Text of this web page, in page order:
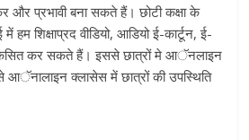
प्रभावी बना सकते हैं। छोटी कक्षा के
शिक्षाप्रद वीडियो, आडियो ई-कार्टून, ई-
कर सकते हैं। इससे छात्रों मे आॅनलाइन
आॅनालाइन क्लासेस में छात्रों की उपस्थिति